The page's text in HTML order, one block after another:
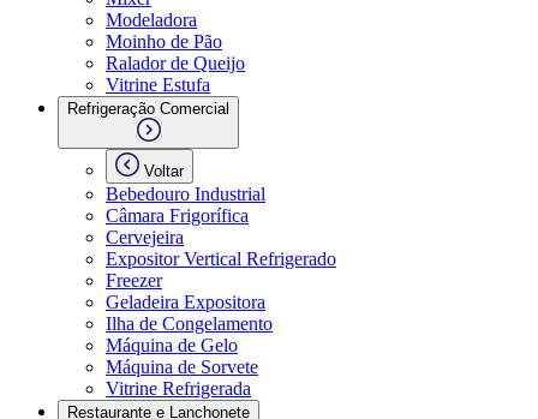
Modeladora
Moinho de Pão
Ralador de Queijo
Vitrine Estufa
Refrigeração Comercial
Voltar
Bebedouro Industrial
Câmara Frigorífica
Cervejeira
Expositor Vertical Refrigerado
Freezer
Geladeira Expositora
Ilha de Congelamento
Máquina de Gelo
Máquina de Sorvete
Vitrine Refrigerada
Restaurante e Lanchonete